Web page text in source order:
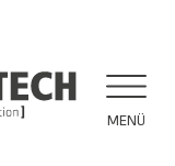
MENÜ